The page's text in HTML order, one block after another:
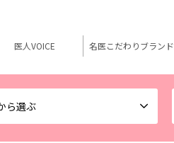
ら選ぶ
医人VOICE 名医こだわりブランド